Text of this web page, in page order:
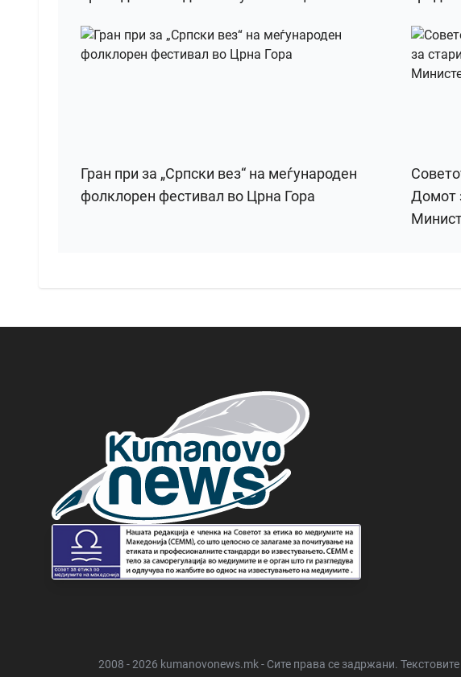
Гран при за „Српски вез“ на меѓународен
фолклорен фестивал во Црна Гора
Домот
2008 - 2026 kumanovonews.mk - Сите права се задржани.